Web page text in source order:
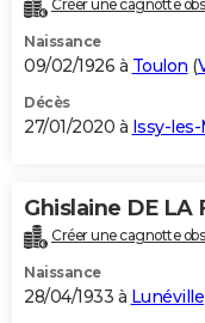
Créer une cagnotte
Naissance
09/02/1926 à Toulon (
Décès
27/01/2020 à Issy-
Ghislaine DE LA
Créer une cagnotte
Naissance
28/04/1933 à Lunéville